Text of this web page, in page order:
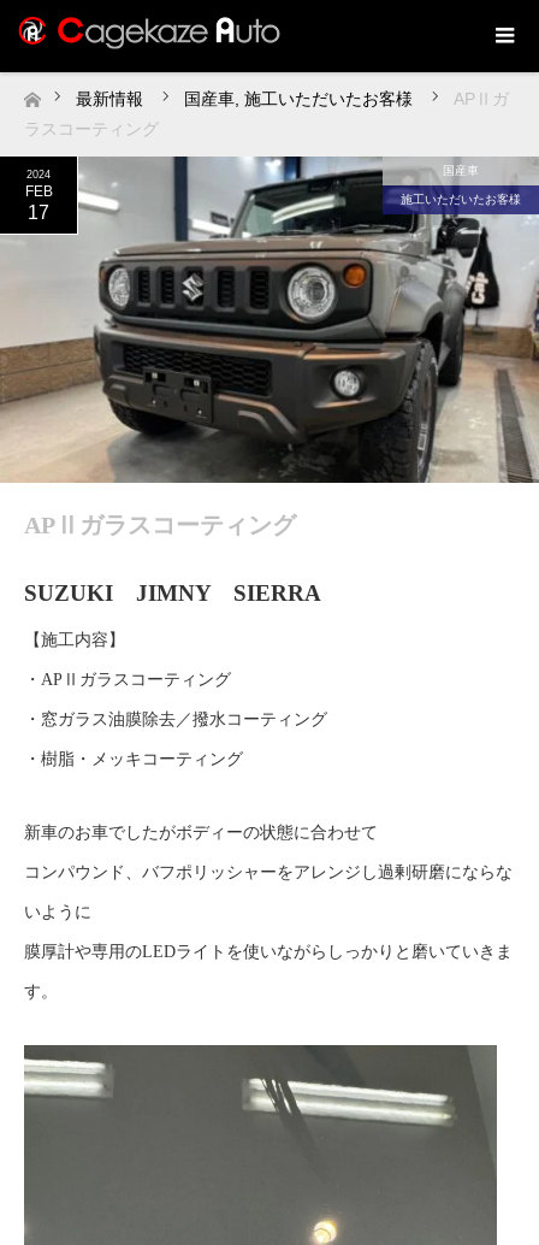
ホーム
最新情報 国産車 施工いただいたお客様
APⅡガ
ラスコーティング
2024
FEB
17
国産車
施工いただいたお客様
APⅡガラスコーティング
SUZUKI JIMNY SIERRA
【施工内容】
・APⅡガラスコーティング
・窓ガラス油膜除去／撥水コーティング
・樹脂・メッキコーティング
新車のお車でしたがボディーの状態に合わせて
コンパウンド、バフポリッシャーをアレンジし過剰研磨にならな
いように
膜厚計や専用のLEDライトを使いながらしっかりと磨いていきま
す。